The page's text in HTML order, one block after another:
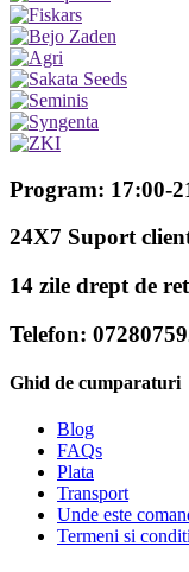
Program: 17:00-
24X7 Suport
14 zile drept de
Telefon:
Ghid de cumparaturi
Blog
FAQs
Plata
Transport
Unde este
Termeni si